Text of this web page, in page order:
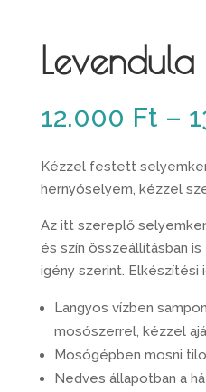
Levendula
12.000 Ft –
Kézzel festett
hernyóselyem, kézzel
Az itt szereplő
és szín összeállításban
igény szerint. Elkészítési
Langyos vízben
mosószerrel, kézzel
Mosógépben mosni
Nedves állapotban a